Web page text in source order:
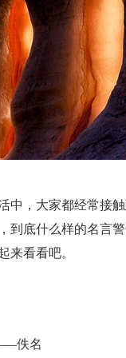
中，大家都经常接
到底什么样的名言
来看看吧。
佚名